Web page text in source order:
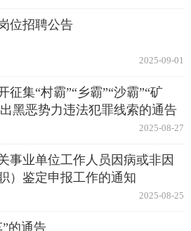
位招聘公告
2025-09-01
征集“村霸”“乡霸”“沙霸”“矿
黑恶势力违法犯罪线索的通告
2025-08-27
事业单位工作人员因病或非因
）鉴定申报工作的通知
2025-08-25
的通告